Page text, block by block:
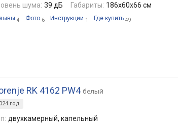
шума: 39 дБ Габариты: 186x60x66 см
4 Фото 6 Инструкции 1 Где купить 49
RK 4162 PW4 белый
год
двухкамерный, капельный